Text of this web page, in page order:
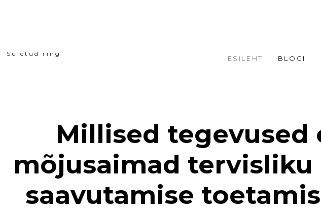
Suletud ring
ESILEHT BLOGI
Millised tegevused
mõjusaimad tervisliku
saavutamise